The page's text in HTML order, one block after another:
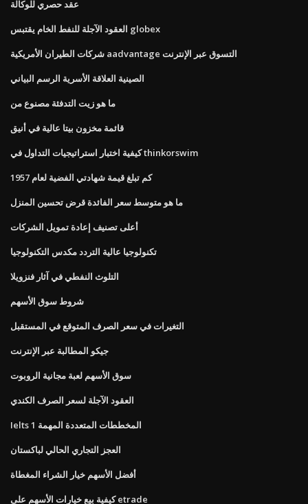
عقد حصري للوكالة
العقود الآجلة للنفط الخام يقتبس globex
شركات الطيران الأمريكية aadvantage التسوق عبر الإنترنت
الصينية العلاقة الأسرية الرسم البياني
ما هو زيت التدفئة مصنوع من
قائمة مخزون بيتا عالية في أنيق
كيفية اختبار استراتيجيات التداول في thinkorswim
كم تبلغ قيمة شهادتي الفضية لعام 1957
ما هو متوسط ​​سعر الفائدة قرض تحسين المنزل
أعلى تصنيف إعادة تمويل الشركات
تكنولوجيا عالية التردد مكدس التكنولوجيا
التلوث النفطي في آثار فنزويلا
شروط سوق الأسهم
التغيرات في سعر الصرف المتوقع في المستقبل
جيكو المطالبة عبر الإنترنت
سوق الأسهم لعبة مجانية الروبوت
العقود الآجلة لسعر الصرف الكندي
Ielts المخططات المتعددة المهمة 1
العجز التجاري الحالي لباكستان
أفضل الأسهم خيار الشراء المغطاة
كيفية بيع خيارات الأسهم على etrade